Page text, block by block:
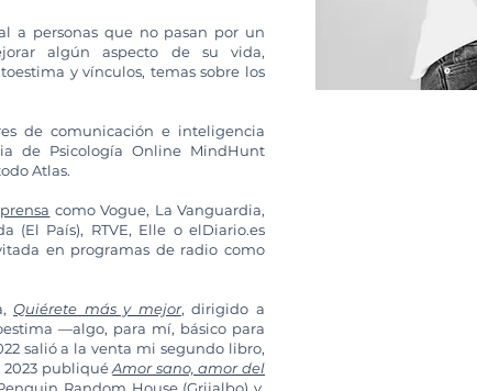
a personas que no pasan por un
algún aspecto de su vida,
y vínculos, temas sobre los
de comunicación e inteligencia
de Psicología Online MindHunt
Atlas.
como Vogue, La Vanguardia,
(El País), RTVE, Elle o elDiario.es
en programas de radio como
Quiérete más y mejor, dirigido a
—algo, para mí, básico para
salió a la venta mi segundo libro,
2023 publiquéAmor sano, amor del